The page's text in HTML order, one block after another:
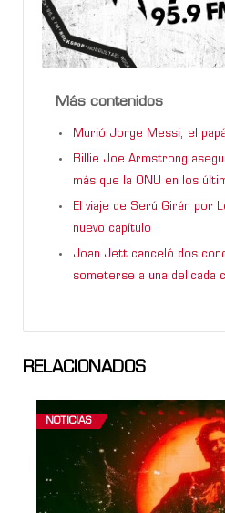
Más contenidos
Murió Jorge Messi, el
Billie Joe Armstrong
más que la ONU en los
El viaje de Serú Girán por
nuevo capítulo
Joan Jett canceló dos
someterse a una delicada
RELACIONADOS
NOTICIAS